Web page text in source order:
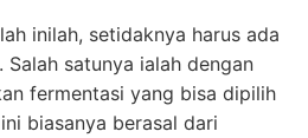
inilah, setidaknya harus ada
satunya ialah dengan
fermentasi yang bisa dipilih
biasanya berasal dari